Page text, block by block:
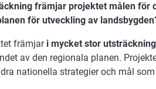
främjar projektet målen för
för utveckling av
främjar i mycket stor utsträckning
av den regionala planen.
nationella strategier och mål